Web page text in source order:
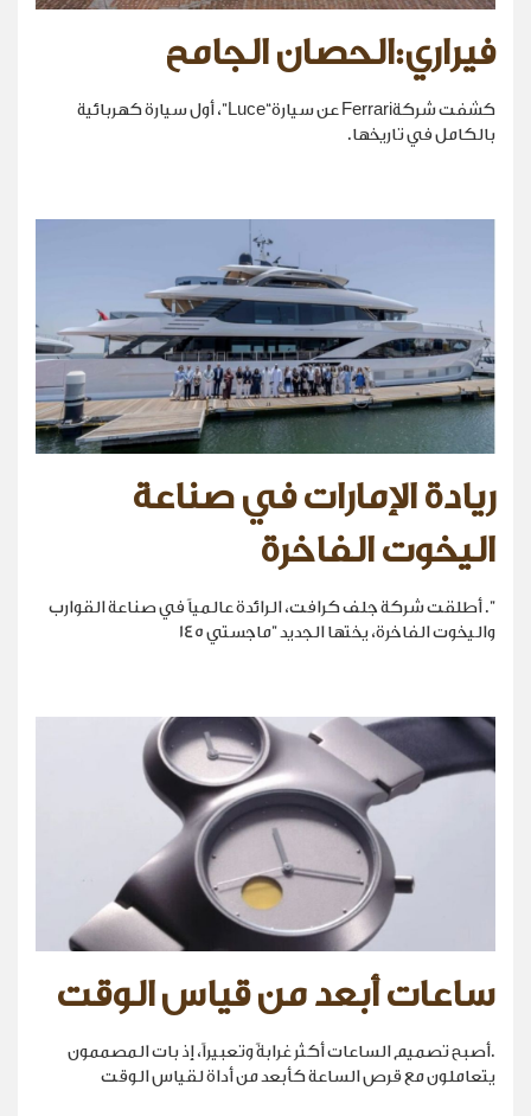
فيراري:الحصان الجامح
كشفت شركةFerrari عن سيارة“Luce”، أول سيارة كهربائية
بالكامل في تاريخها.
ريادة الإمارات في صناعة
اليخوت الفاخرة
". أطلقت شركة جلف كرافت، الرائدة عالمياً في صناعة القوارب
واليخوت الفاخرة، يختها الجديد "ماجستي 145
ساعات أبعد من قياس الوقت
.أصبح تصميم الساعات أكثر غرابةً وتعبيراً، إذ بات المصممون
يتعاملون مع قرص الساعة كأبعد من أداة لقياس الوقت